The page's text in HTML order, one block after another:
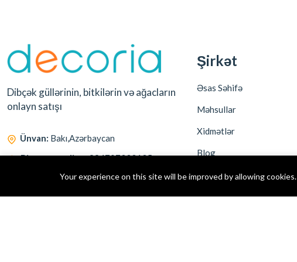
Dibçək güllərinin, bitkilərin və ağacların
onlayn satışı
Ünvan: Bakı,Azərbaycan
Bizə zəng edin:+994707333135
info@gullerim.az
İş saatları:10:00 - 18:00, B.E - Ş
Şirkət
Əsas Səhifə
Məhsullar
Xidmətlər
Blog
Haqqımızda
Əlaqə
Your experience on this site will be improved by allowing cookies.